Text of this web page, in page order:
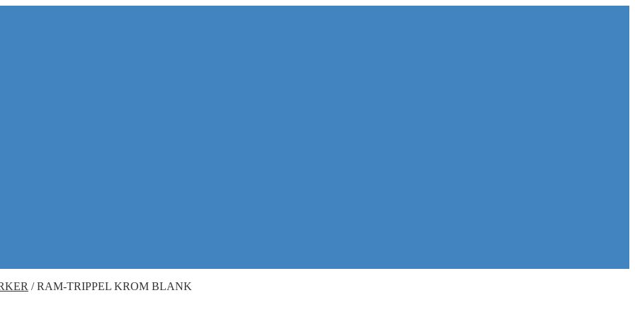
/RAM-TRIPPEL KROM BLANK